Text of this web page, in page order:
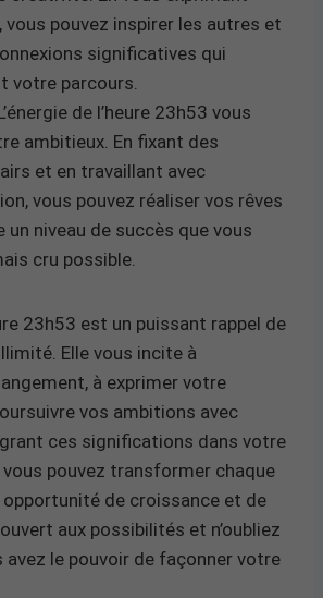
vous pouvez inspirer les autres et
significatives qui
votre parcours.
de l’heure 23h53 vous
ambitieux. En fixant des
et en travaillant avec
vous pouvez réaliser vos rêves
niveau de succès que vous
cru possible.
23h53 est un puissant rappel de
Elle vous incite à
à exprimer votre
vos ambitions avec
ces significations dans votre
pouvez transformer chaque
de croissance et de
aux possibilités et n’oubliez
avez le pouvoir de façonner votre